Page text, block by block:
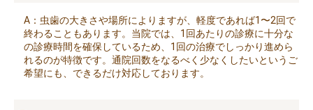
A：虫歯の大きさや場所によりますが、軽度であれば1〜2回で
終わることもあります。当院では、1回あたりの診療に十分な
の診療時間を確保しているため、1回の治療でしっかり進めら
れるのが特徴です。通院回数をなるべく少なくしたいというご
希望にも、できるだけ対応しております。